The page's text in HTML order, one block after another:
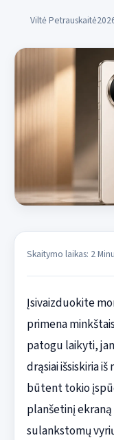
Viltė Petrauskaitė
Skaitymo laikas: 2
Įsivaizduokite
primena
patogu laikyti,
drąsiai išsiskiria iš
būtent tokio
planšetinį
sulankstomų